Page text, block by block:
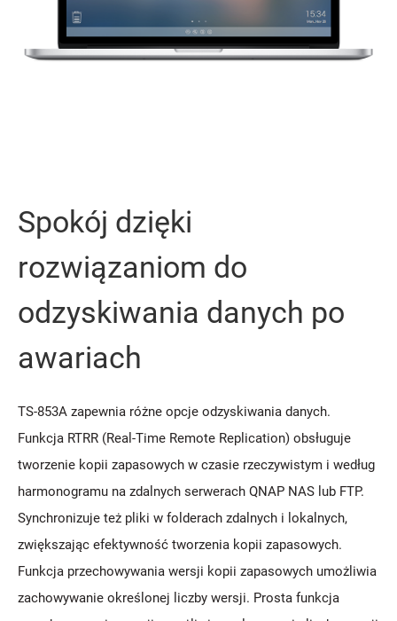
Spokój dzięki
rozwiązaniom do
odzyskiwania danych po
awariach
TS-853A zapewnia różne opcje odzyskiwania danych.
Funkcja RTRR (Real-Time Remote Replication) obsługuje
tworzenie kopii zapasowych w czasie rzeczywistym i według
harmonogramu na zdalnych serwerach QNAP NAS lub FTP.
Synchronizuje też pliki w folderach zdalnych i lokalnych,
zwiększając efektywność tworzenia kopii zapasowych.
Funkcja przechowywania wersji kopii zapasowych umożliwia
zachowywanie określonej liczby wersji. Prosta funkcja